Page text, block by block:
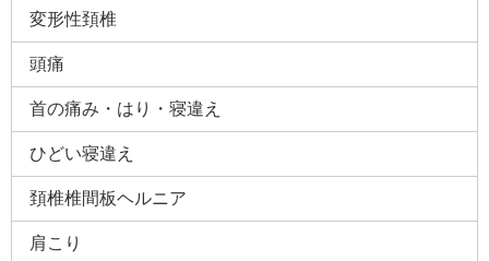
変形性頚椎
頭痛
首の痛み・はり・寝違え
ひどい寝違え
頚椎椎間板ヘルニア
肩こり